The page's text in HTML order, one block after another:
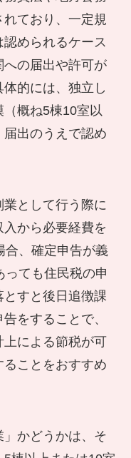
ており、一定規
められるケース
の届出や許可が
的には、独立し
概ね5棟10室以
出のうえで認め
として行う際に
から必要経費を
合、確定申告が義
ても住民税の申
すと後日追徴課
をすることで、
による節税が可
ことをおすすめ
かどうかは、そ